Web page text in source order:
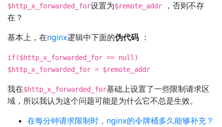
$http_x_forwarded_for设置为$remote_addr
，否则不存
在？
基本上，在nginx逻辑中下面的伪代码 ：
if($http_x_forwarded_for == null)
$http_x_forwarded_for = $remote_addr
我在$http_x_forwarded_for基础上设置了一些限制请求区
域，所以我认为这个问题可能是为什么它不总是生效。
在每分钟请求限制时，nginx的令牌桶多久能够补充？